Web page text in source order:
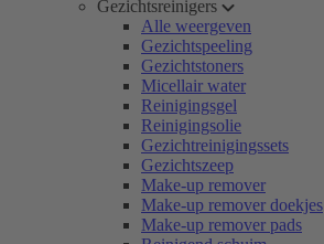
Gezichtsreinigers
Alle weergeven
Gezichtspeeling
Gezichtstoners
Micellair water
Reinigingsgel
Reinigingsolie
Gezichtreinigingssets
Gezichtszeep
Make-up remover
Make-up remover doekjes
Make-up remover pads